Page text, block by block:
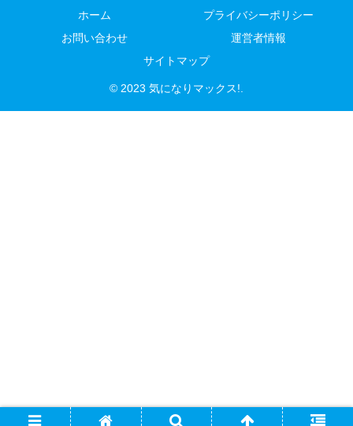
ホーム
プライバシーポリシー
お問い合わせ
運営者情報
サイトマップ
© 2023 気になりマックス!.